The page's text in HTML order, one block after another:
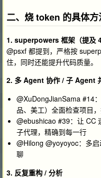
二、烧 token 的具体方
1. superpowers 框架（提及 4
@psxf 都提到，严格按
住，同时还能提升代码质量。
2. 多 Agent 协作 / 子 Agent
@XuDongJianSama #14
品、美工）全面检查项目
@ebushicao #39：让 CC
子代理，精确到每一行
@Hilong @yoyoyoc：多
聊
3. 反复重构 / 分析